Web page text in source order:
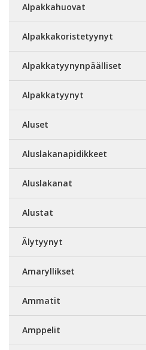
Alpakkahuovat
Alpakkakoristetyynyt
Alpakkatyynynpäälliset
Alpakkatyynyt
Aluset
Aluslakanapidikkeet
Aluslakanat
Alustat
Älytyynyt
Amaryllikset
Ammatit
Amppelit